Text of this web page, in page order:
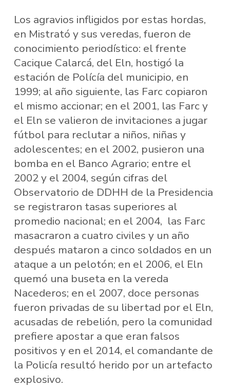
Los agravios infligidos por estas hordas,
en Mistrató y sus veredas, fueron de
conocimiento periodístico: el frente
Cacique Calarcá, del Eln, hostigó la
estación de Polícía del municipio, en
1999; al año siguiente, las Farc copiaron
el mismo accionar; en el 2001, las Farc y
el Eln se valieron de invitaciones a jugar
fútbol para reclutar a niños, niñas y
adolescentes; en el 2002, pusieron una
bomba en el Banco Agrario; entre el
2002 y el 2004, según cifras del
Observatorio de DDHH de la Presidencia
se registraron tasas superiores al
promedio nacional; en el 2004, las Farc
masacraron a cuatro civiles y un año
después mataron a cinco soldados en un
ataque a un pelotón; en el 2006, el Eln
quemó una buseta en la vereda
Nacederos; en el 2007, doce personas
fueron privadas de su libertad por el Eln,
acusadas de rebelión, pero la comunidad
prefiere apostar a que eran falsos
positivos y en el 2014, el comandante de
la Policía resultó herido por un artefacto
explosivo.